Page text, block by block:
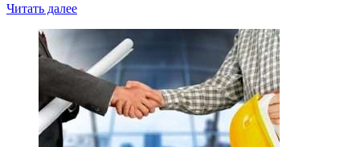
Читать далееRead
Бизнес
идеи
или
заработать
денег